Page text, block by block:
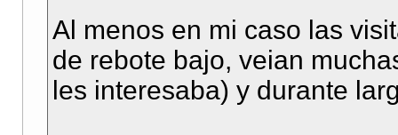
Al menos en mi caso las
de rebote bajo, veian
les interesaba) y durante